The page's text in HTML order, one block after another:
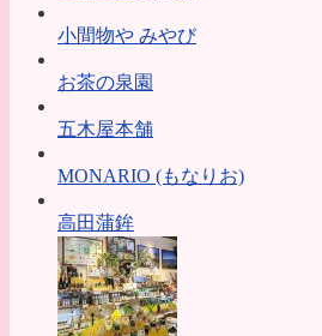
小間物や みやび
お茶の泉園
五木屋本舗
MONARIO (もなりお)
高田蒲鉾